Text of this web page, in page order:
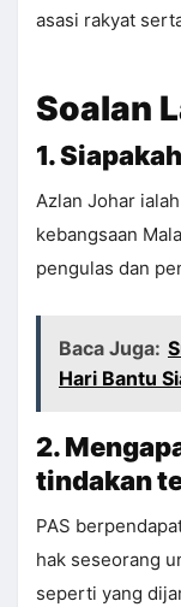
asasi rakyat
Soalan
1.
Azlan Johar
kebangsaan
pengulas dan
Baca Juga:
Hari Bantu
2.
tindakan
PAS
hak seseorang
seperti yang